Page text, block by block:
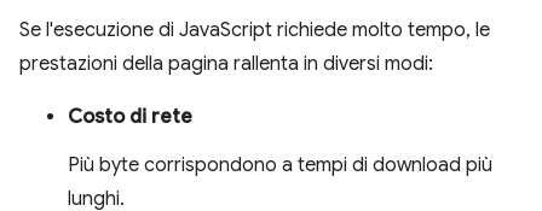
Se l'esecuzione di JavaScript richiede molto tempo, le
prestazioni della pagina rallenta in diversi modi:
Costo di rete
Più byte corrispondono a tempi di download più
lunghi.